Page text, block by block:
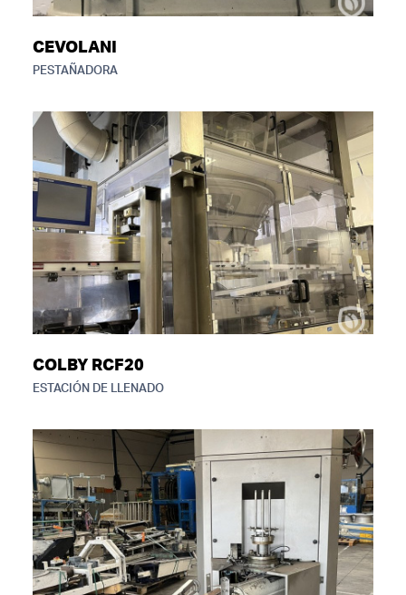
CEVOLANI
PESTAÑADORA
COLBY RCF20
ESTACIÓN DE LLENADO